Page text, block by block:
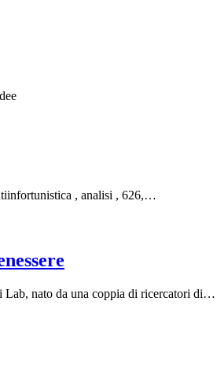
, analisi , 626,…
Lab, nato da una coppia di ricercatori di…